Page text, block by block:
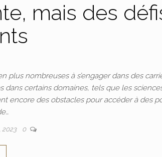
mais des
nombreuses à s’engager dans des
certains domaines, tels que les
encore des obstacles pour accéder à des
2023 0